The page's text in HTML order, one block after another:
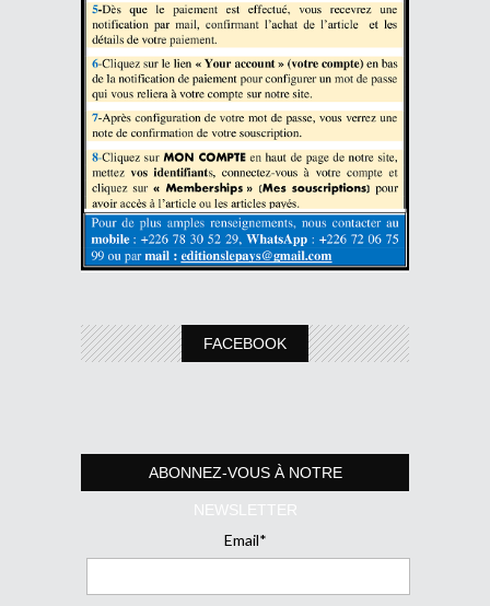
FACEBOOK
ABONNEZ-VOUS À NOTRE
NEWSLETTER
Email*